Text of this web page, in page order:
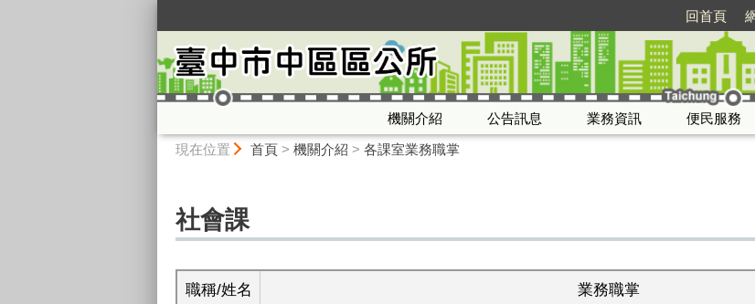
回首頁
機關介紹 公告訊息 業務資訊 便民服務
現在位置 首頁> 機關介紹 > 各課室業務職掌
社會課
職稱/姓名 業務職掌